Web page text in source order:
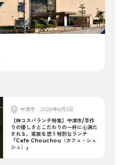
中津市
2026年8月3日
【神コスパランチ特集】中津市/手作
りの優しさとこだわりの一杯に心満た
される。家族を想う特別なランチ
『Cafe Chouchou（カフェ・シュ
シュ）』